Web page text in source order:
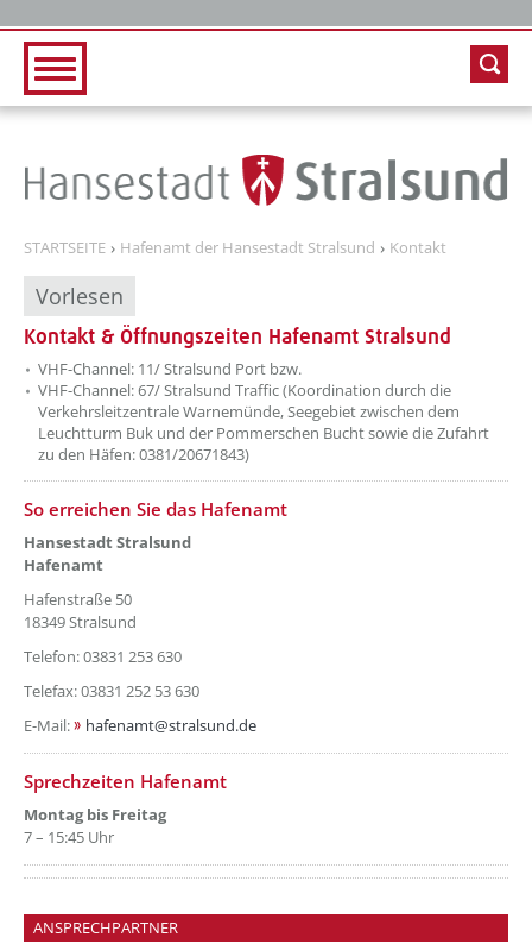
STARTSEITE Hafenamt der Hansestadt Stralsund Kontakt
Vorlesen
Kontakt & Öffnungszeiten Hafenamt Stralsund
??? absaetzeOben[1]/titel ???
VHF-Channel: 11/ Stralsund Port bzw.
VHF-Channel: 67/ Stralsund Traffic (Koordination durch die
Verkehrsleitzentrale Warnemünde, Seegebiet zwischen dem
Leuchtturm Buk und der Pommerschen Bucht sowie die Zufahrt
zu den Häfen: 0381/20671843)
??? absaetzeOben[2]/titel ???
So erreichen Sie das Hafenamt
Hansestadt Stralsund
Hafenamt
Hafenstraße 50
18349 Stralsund
Telefon: 03831 253 630
Telefax: 03831 252 53 630
E-Mail:
hafenamt@stralsund.de
??? absaetzeOben[3]/titel ???
Sprechzeiten Hafenamt
Montag bis Freitag
7 – 15:45 Uhr
ANSPRECHPARTNER